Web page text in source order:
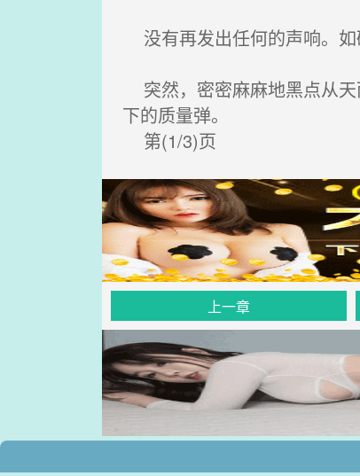
没有再发出任何的声响。如
突然，密密麻麻地黑点从天
下的质量弹。
第(1/3)页
.
上一章
.